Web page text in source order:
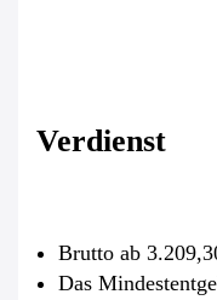
Verdienst
Brutto ab
Das